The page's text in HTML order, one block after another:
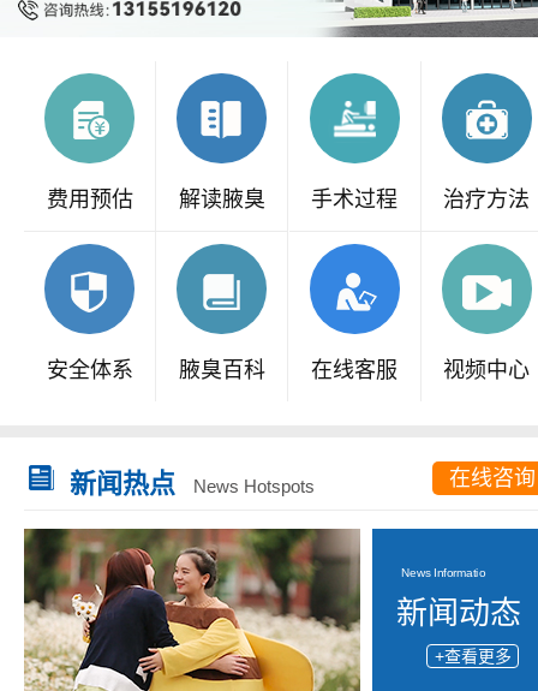
费用预估 解读腋臭 手术过程 治疗方法
安全体系 腋臭百科 在线客服 视频中心
新闻热点 News Hotspots 在线咨询
News Informatio
新闻动态
+查看更多